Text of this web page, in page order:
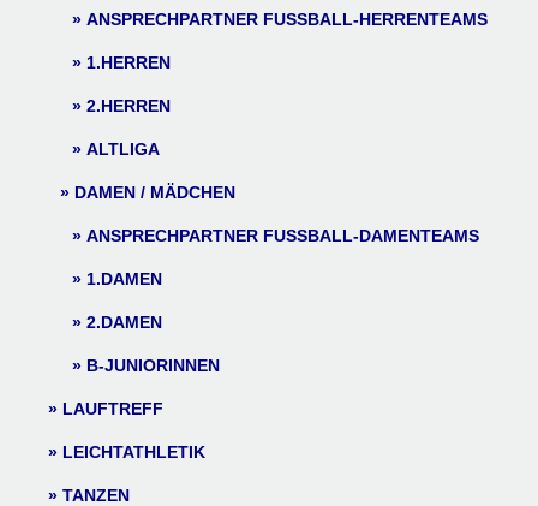
ANSPRECHPARTNER FUSSBALL-HERRENTEAMS
1.HERREN
2.HERREN
ALTLIGA
DAMEN / MÄDCHEN
ANSPRECHPARTNER FUSSBALL-DAMENTEAMS
1.DAMEN
2.DAMEN
B-JUNIORINNEN
LAUFTREFF
LEICHTATHLETIK
TANZEN